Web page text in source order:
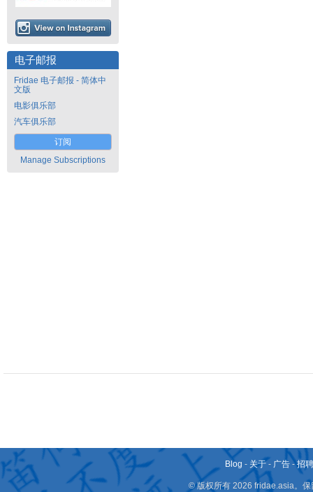
电子邮报
Fridae 电子邮报 - 简体中
文版
电影俱乐部
汽车俱乐部
订阅
Manage Subscriptions
Blog - 关于 - 广告 -招
© 版权所有 2026 fridae.asia。